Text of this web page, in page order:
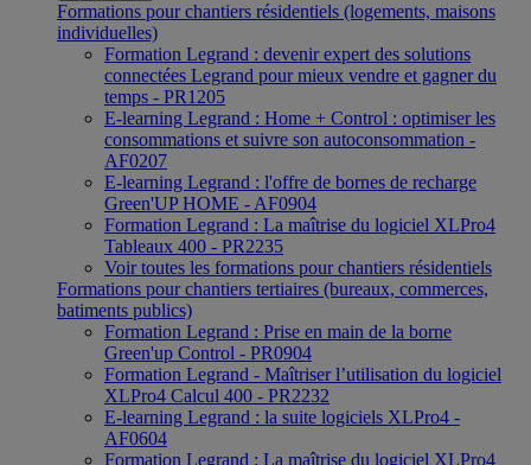
Formations pour chantiers résidentiels (logements, maisons
individuelles)
Formation Legrand : devenir expert des solutions
connectées Legrand pour mieux vendre et gagner du
temps - PR1205
E-learning Legrand : Home + Control : optimiser les
consommations et suivre son autoconsommation -
AF0207
E-learning Legrand : l'offre de bornes de recharge
Green'UP HOME - AF0904
Formation Legrand : La maîtrise du logiciel XLPro4
Tableaux 400 - PR2235
Voir toutes les formations pour chantiers résidentiels
Formations pour chantiers tertiaires (bureaux, commerces,
batiments publics)
Formation Legrand : Prise en main de la borne
Green'up Control - PR0904
Formation Legrand - Maîtriser l’utilisation du logiciel
XLPro4 Calcul 400 - PR2232
E-learning Legrand : la suite logiciels XLPro4 -
AF0604
Formation Legrand : La maîtrise du logiciel XLPro4